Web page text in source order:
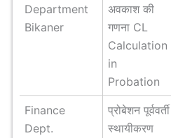
Department
Bikaner
अवकाश की
गणना CL
Calculation
in
Probation
Finance
Dept.
प्रोबेशन पूर्ववर्ती
स्थायीकरण